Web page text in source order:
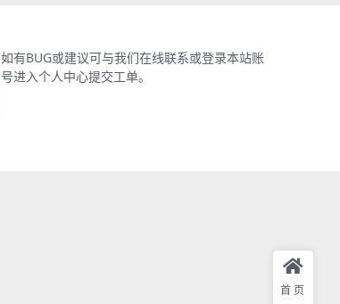
如有BUG或建议可与我们在线联系或登录本站账
号进入个人中心提交工单。
首页